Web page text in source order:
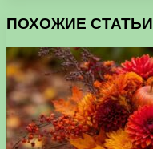
ПОХОЖИЕ СТАТЬИ